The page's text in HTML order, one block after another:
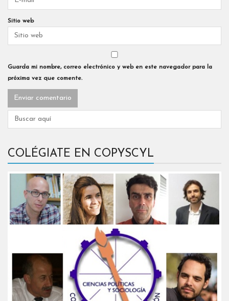
Sitio web
Guarda mi nombre, correo electrónico y web en este navegador para la
próxima vez que comente.
COLÉGIATE EN COPYSCYL